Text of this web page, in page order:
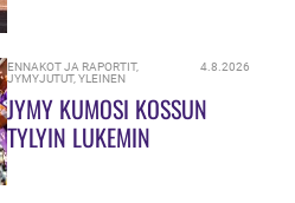
ENNAKOT JA RAPORTIT,
JYMYJUTUT,YLEINEN
4.8.2026
JYMY KUMOSI KOSSUN
TYLYIN LUKEMIN